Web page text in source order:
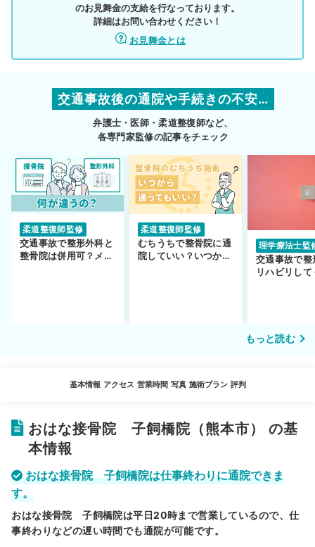
のお見舞金の支給を行なっております。
詳細はお問い合わせください！
お見舞金とは
交通事故後の通院や手続きの不安…
弁護士・医師・柔道整復師など、
各専門家監修の記事をチェック
柔道整復師監修
交通事故で整形外科と
整骨院は併用可？メリ
柔道整復師監修
むちうちで整骨院に通
院していい？いつから
理学療法士監
交通事故で整
リハビリして
もっと読む
基本情報 アクセス 営業時間 写真 施術プラン 評判
おはな接骨院 子飼橋院（熊本市） の基
本情報
おはな接骨院 子飼橋院は仕事終わりに通院できま
す。
おはな接骨院 子飼橋院は平日20時まで営業しているので、仕
事終わりなどの遅い時間でも通院が可能です。